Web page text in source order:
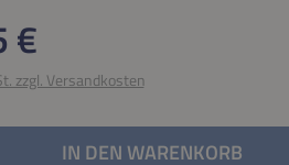
€
zzgl. Versandkosten
Gib den
IN DEN WARENKORB